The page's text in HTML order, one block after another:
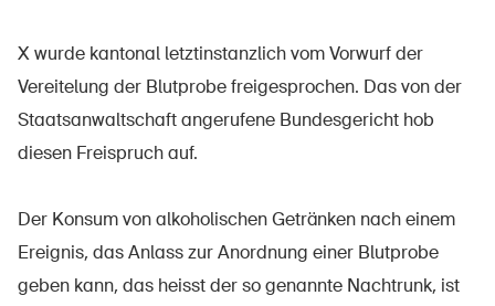
Ordinare & scaricare materiali
Corsi ed eventi
Prodotti sicuri
Approfondimenti giuridici
Delegate e delegati alla sicurezza e Comuni
Contatto e consulenza
X wurde kantonal letztinstanzlich vom Vorwurf der
Vereitelung der Blutprobe freigesprochen. Das von der
Staatsanwaltschaft angerufene Bundesgericht hob
diesen Freispruch auf.
Der Konsum von alkoholischen Getränken nach einem
Ereignis, das Anlass zur Anordnung einer Blutprobe
geben kann, das heisst der so genannte Nachtrunk, ist